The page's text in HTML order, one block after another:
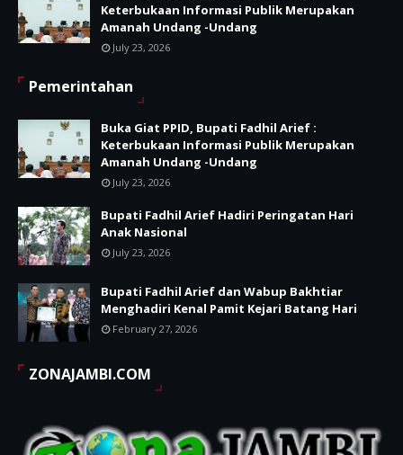
Keterbukaan Informasi Publik Merupakan
Amanah Undang -Undang
July 23, 2026
Pemerintahan
Buka Giat PPID, Bupati Fadhil Arief :
Keterbukaan Informasi Publik Merupakan
Amanah Undang -Undang
July 23, 2026
Bupati Fadhil Arief Hadiri Peringatan Hari
Anak Nasional
July 23, 2026
Bupati Fadhil Arief dan Wabup Bakhtiar
Menghadiri Kenal Pamit Kejari Batang Hari
February 27, 2026
ZONAJAMBI.COM